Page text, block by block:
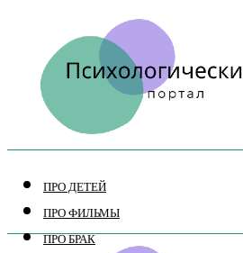
ПРО ДЕТЕЙ
ПРО ФИЛЬМЫ
ПРО БРАК